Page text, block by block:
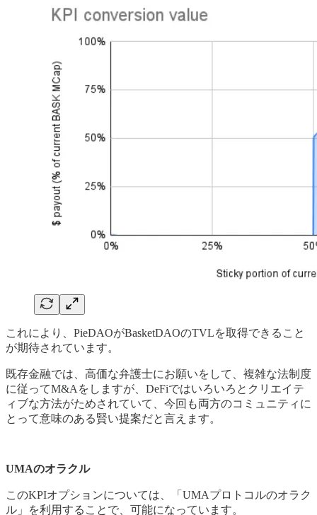
これにより、PieDAOがBasketDAOのTVLを取得できること
が期待されています。
既存金融では、高価な弁護士にお願いをして、複雑な法制度
に従ってM&Aをしますが、DeFiではいろいろとクリエイテ
ィブな方法がためされていて、今回も両方のコミュニティに
とって意味のある賢い提案だと言えます。
UMAのオラクル
このKPIオプションについては、「UMAプロトコルのオラク
ル」を利用することで、可能になっています。